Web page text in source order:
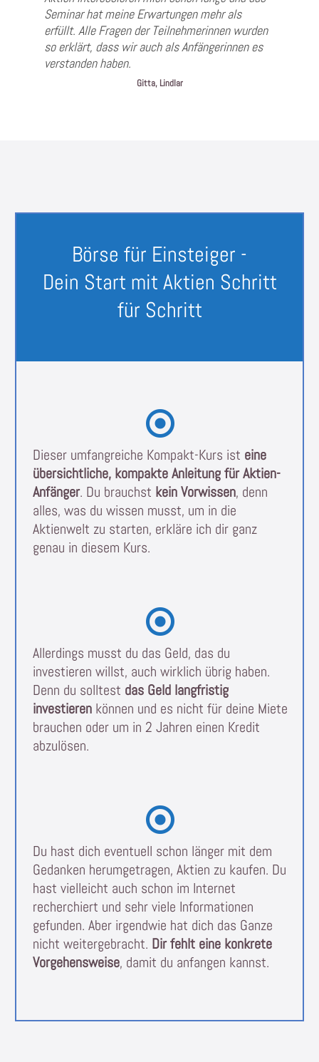
Gitta, Lindlar
Seminar hat meine Erwartungen mehr als
erfüllt. Alle Fragen der Teilnehmerinnen wurden
so erklärt, dass wir auch als Anfängerinnen es
verstanden haben.
Börse für Einsteiger -
Dein Start mit Aktien Schritt
für Schritt
Dieser umfangreiche Kompakt-Kurs ist eine
übersichtliche, kompakte Anleitung für Aktien-
Anfänger. Du brauchst kein Vorwissen, denn
alles, was du wissen musst, um in die
Aktienwelt zu starten, erkläre ich dir ganz
genau in diesem Kurs.
Allerdings musst du das Geld, das du
investieren willst, auch wirklich übrig haben.
Denn du solltest das Geld langfristig
investieren können und es nicht für deine Miete
brauchen oder um in 2 Jahren einen Kredit
abzulösen.
Du hast dich eventuell schon länger mit dem
Gedanken herumgetragen, Aktien zu kaufen. Du
hast vielleicht auch schon im Internet
recherchiert und sehr viele Informationen
gefunden. Aber irgendwie hat dich das Ganze
nicht weitergebracht. Dir fehlt eine konkrete
Vorgehensweise, damit du anfangen kannst.